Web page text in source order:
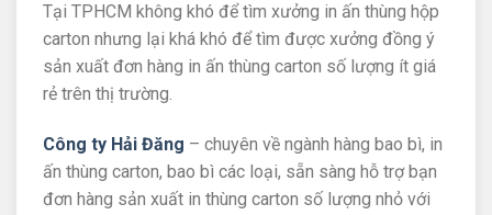
Tại TPHCM không khó để tìm xưởng in ấn thùng hộp
carton nhưng lại khá khó để tìm được xưởng đồng ý
sản xuất đơn hàng in ấn thùng carton số lượng ít giá
rẻ trên thị trường.
Công ty Hải Đăng – chuyên về ngành hàng bao bì, in
ấn thùng carton, bao bì các loại, sẵn sàng hỗ trợ bạn
đơn hàng sản xuất in thùng carton số lượng nhỏ với